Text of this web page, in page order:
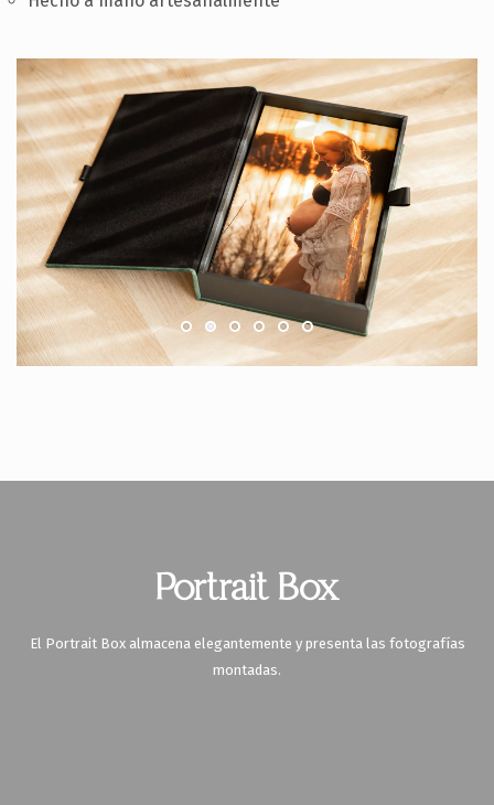
Portrait Box
El Portrait Box almacena elegantemente y presenta las fotografías
montadas.